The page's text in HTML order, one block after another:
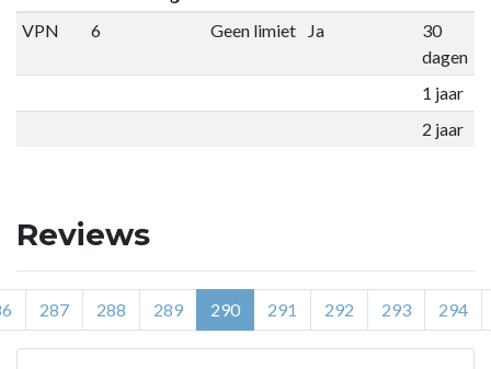
VPN
6 Geen limiet Ja
30
dagen
1 jaar
2 jaar
Reviews
287 288 289 290 291 292 293 294